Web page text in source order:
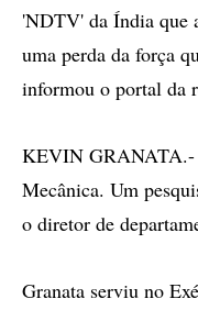
'NDTV' da Índia que
uma perda da força
informou o portal da
KEVIN GRANATA.-
Mecânica. Um
o diretor de
Granata serviu no